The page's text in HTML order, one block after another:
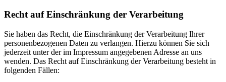
Recht auf Einschränkung der Verarbeitung
Sie haben das Recht, die Einschränkung der Verarbeitung Ihrer
personenbezogenen Daten zu verlangen. Hierzu können Sie sich
jederzeit unter der im Impressum angegebenen Adresse an uns
wenden. Das Recht auf Einschränkung der Verarbeitung besteht in
folgenden Fällen: